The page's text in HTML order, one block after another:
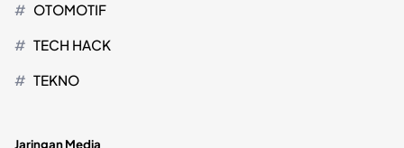
OTOMOTIF
TECH HACK
TEKNO
Jaringan Media